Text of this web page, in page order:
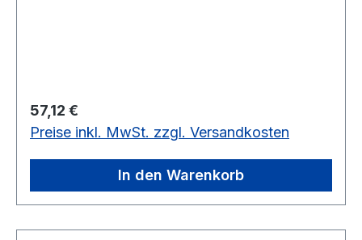
Regulärer Preis:
57,12 €
Preise inkl. MwSt. zzgl. Versandkosten
In den Warenkorb